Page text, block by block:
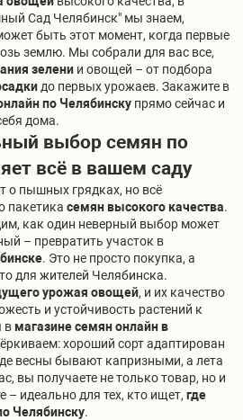
Сад Челябинск" мы знаем,
быть этот момент, когда первые
землю. Мы собрали для вас все,
зелени и овощей – от подбора
до первых урожаев. Закажите в
по Челябинску прямо сейчас и
дома.
выбор семян по
всё в вашем саду
о пышных грядках, но всё
пакетика семян высокого качества.
как один неверный выбор может
– превратить участок в
. Это не просто покупка, а
для жителей Челябинска.
урожая овощей, и их качество
и устойчивость растений к
в магазине семян онлайн в
хороший сорт адаптирован
весны бывают капризными, а лета
вы получаете не только товар, но и
– идеально для тех, кто ищет, где
Челябинску.